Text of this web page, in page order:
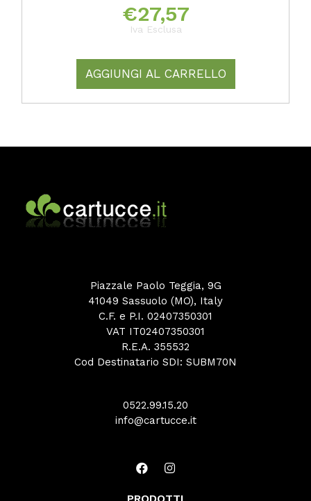
€27,57
Iva Esclusa
AGGIUNGI AL CARRELLO
Piazzale Paolo Teggia, 9G
41049 Sassuolo (MO), Italy
C.F. e P.I. 02407350301
VAT IT02407350301
R.E.A. 355532
Cod Destinatario SDI: SUBM70N
0522.99.15.20
info@cartucce.it